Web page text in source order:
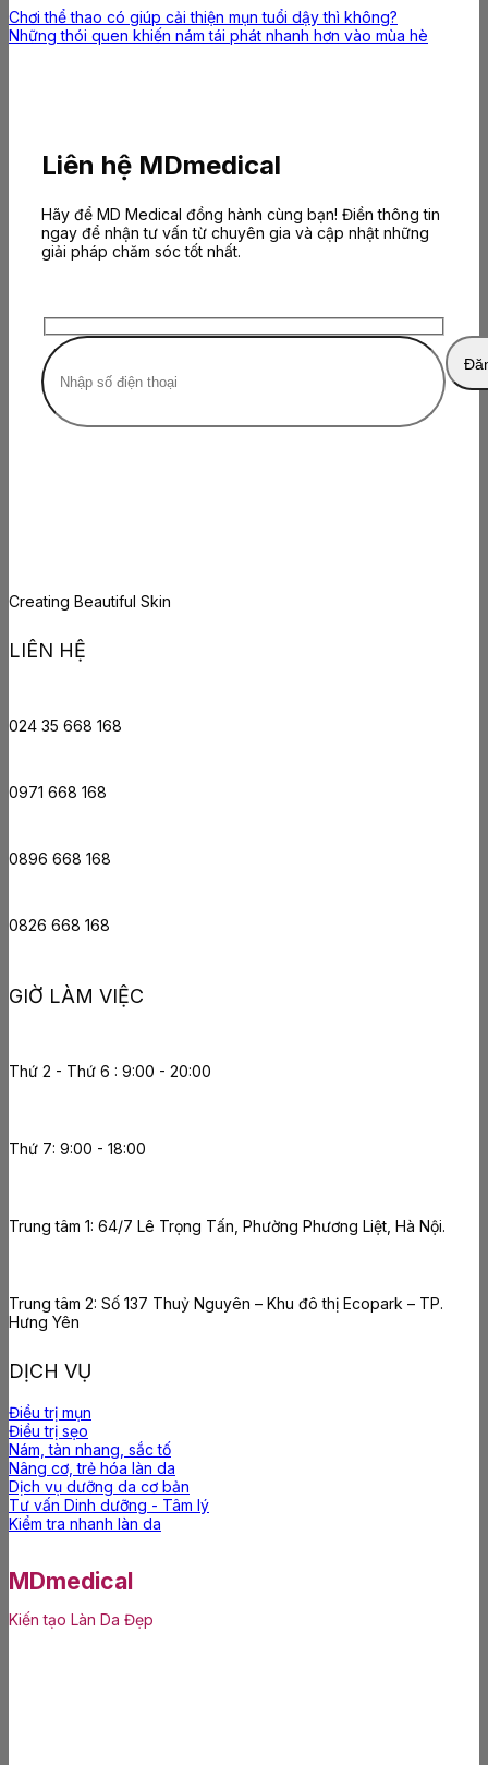
Chơi thể thao có giúp cải thiện mụn tuổi dậy thì không?
Những thói quen khiến nám tái phát nhanh hơn vào mùa hè
Liên hệ MDmedical
Hãy để MD Medical đồng hành cùng bạn! Điền thông tin
ngay để nhận tư vấn từ chuyên gia và cập nhật những
giải pháp chăm sóc tốt nhất.
Creating Beautiful Skin
LIÊN HỆ
024 35 668 168
0971 668 168
0896 668 168
0826 668 168
GIỜ LÀM VIỆC
Thứ 2 - Thứ 6 : 9:00 - 20:00
Thứ 7: 9:00 - 18:00
Trung tâm 1: 64/7 Lê Trọng Tấn, Phường Phương Liệt, Hà Nội.
Trung tâm 2: Số 137 Thuỷ Nguyên – Khu đô thị Ecopark – TP.
Hưng Yên
DỊCH VỤ
Điều trị mụn
Điều trị sẹo
Nám, tàn nhang, sắc tố
Nâng cơ, trẻ hóa làn da
Dịch vụ dưỡng da cơ bản
Tư vấn Dinh dưỡng - Tâm lý
Kiểm tra nhanh làn da
MDmedical
Kiến tạo Làn Da Đẹp